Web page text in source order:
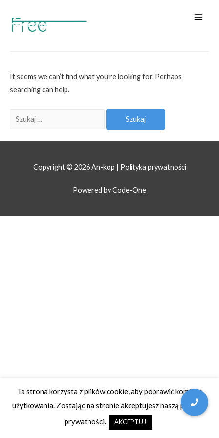
Free
It seems we can’t find what you’re looking for. Perhaps
searching can help.
Copyright © 2026 An-kop | Polityka prywatności
Powered by Code-One
Ta strona korzysta z plików cookie, aby poprawić komfort
użytkowania. Zostając na stronie akceptujesz naszą politykę
prywatności.
AKCEPTUJ